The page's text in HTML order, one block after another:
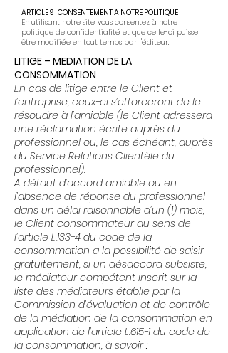
ARTICLE 9 : CONSENTEMENT A NOTRE POLITIQUE
​En utilisant notre site, vous consentez à notre
politique de confidentialité et que celle-ci puisse
être modifiée en tout temps par l'éditeur.
LITIGE – MEDIATION DE LA
CONSOMMATION
En cas de litige entre le Client et
l’entreprise, ceux-ci s’efforceront de le
résoudre à l’amiable (le Client adressera
une réclamation écrite auprès du
professionnel ou, le cas échéant, auprès
du Service Relations Clientèle du
professionnel).
A défaut d’accord amiable ou en
l’absence de réponse du professionnel
dans un délai raisonnable d’un (1) mois,
le Client consommateur au sens de
l’article L.133-4 du code de la
consommation a la possibilité de saisir
gratuitement, si un désaccord subsiste,
le médiateur compétent inscrit sur la
liste des médiateurs établie par la
Commission d’évaluation et de contrôle
de la médiation de la consommation en
application de l’article L.615-1 du code de
la consommation, à savoir :